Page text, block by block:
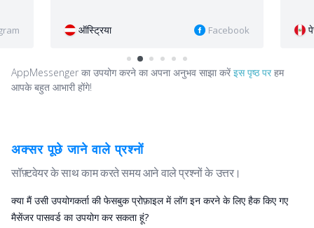
Facebook Instagram
AppMessenger का उपयोग करने का अपना अनुभव साझा करें इस पृष्ठ परहम
आपके बहुत आभारी होंगे!
अक्सर पूछे जाने वाले प्रश्नों
सॉफ़्टवेयर के साथ काम करते समय आने वाले प्रश्नों के उत्तर।
क्या मैं उसी उपयोगकर्ता की फेसबुक प्रोफ़ाइल में लॉग इन करने के लिए हैक किए गए
मैसेंजर पासवर्ड का उपयोग कर सकता हूं?